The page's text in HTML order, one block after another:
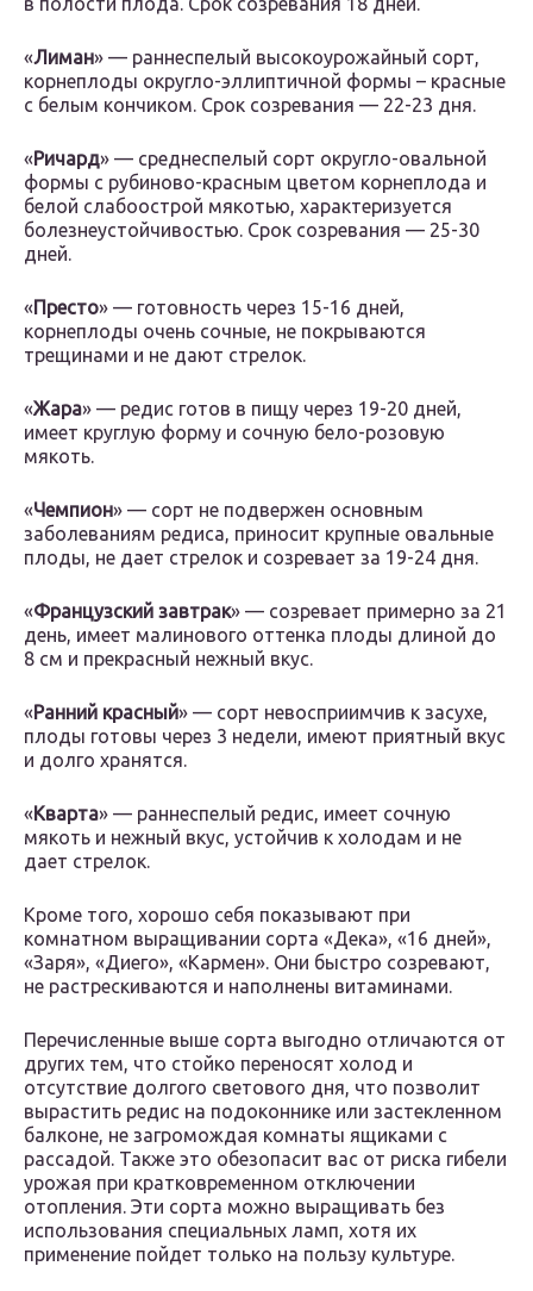
«Лиман» — раннеспелый высокоурожайный сорт,
корнеплоды округло-эллиптичной формы – красные
с белым кончиком. Срок созревания — 22-23 дня.
«Ричард» — среднеспелый сорт округло-овальной
формы с рубиново-красным цветом корнеплода и
белой слабоострой мякотью, характеризуется
болезнеустойчивостью. Срок созревания — 25-30
дней.
«Престо» — готовность через 15-16 дней,
корнеплоды очень сочные, не покрываются
трещинами и не дают стрелок.
«Жара» — редис готов в пищу через 19-20 дней,
имеет круглую форму и сочную бело-розовую
мякоть.
«Чемпион» — сорт не подвержен основным
заболеваниям редиса, приносит крупные овальные
плоды, не дает стрелок и созревает за 19-24 дня.
«Французский завтрак» — созревает примерно за 21
день, имеет малинового оттенка плоды длиной до
8 см и прекрасный нежный вкус.
«Ранний красный» — сорт невосприимчив к засухе,
плоды готовы через 3 недели, имеют приятный вкус
и долго хранятся.
«Кварта» — раннеспелый редис, имеет сочную
мякоть и нежный вкус, устойчив к холодам и не
дает стрелок.
Кроме того, хорошо себя показывают при
комнатном выращивании сорта «Дека», «16 дней»,
«Заря», «Диего», «Кармен». Они быстро созревают,
не растрескиваются и наполнены витаминами.
Перечисленные выше сорта выгодно отличаются от
других тем, что стойко переносят холод и
отсутствие долгого светового дня, что позволит
вырастить редис на подоконнике или застекленном
балконе, не загромождая комнаты ящиками с
рассадой. Также это обезопасит вас от риска гибели
урожая при кратковременном отключении
отопления. Эти сорта можно выращивать без
использования специальных ламп, хотя их
применение пойдет только на пользу культуре.